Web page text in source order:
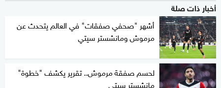
أخبار ذات صلة
أشهر "صحفي صفقات" في العالم يتحدث عن
مرموش ومانشستر سيتي
لحسم صفقة مرموش.. تقرير يكشف "خطوة"
مانشستر سيتي